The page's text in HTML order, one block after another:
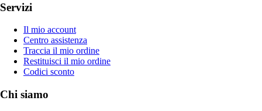
Servizi
Il mio account
Centro assistenza
Traccia il mio ordine
Restituisci il mio ordine
Codici sconto
Chi siamo